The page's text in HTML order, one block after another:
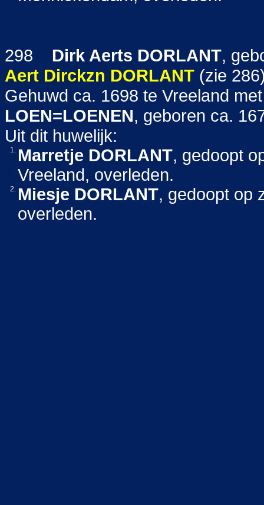
298 Dirk Aerts DORLANT,
Aert Dirckzn DORLANT (zie
Gehuwd ca. 1698 te Vreeland
LOEN=LOENEN, geboren ca.
Uit dit huwelijk:
1. Marretje DORLANT, gedoopt
Vreeland, overleden.
2. Miesje DORLANT, gedoopt op
overleden.